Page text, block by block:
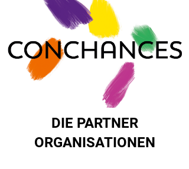
DIE PARTNER
ORGANISATIONEN